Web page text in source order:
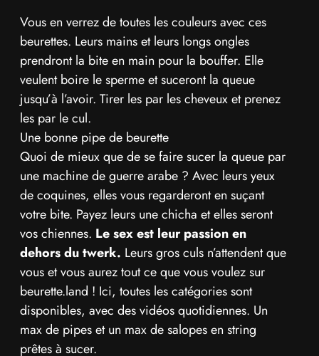
Vous en verrez de toutes les couleurs avec ces
beurettes. Leurs mains et leurs longs ongles
prendront la bite en main pour la bouffer. Elle
veulent boire le sperme et suceront la queue
jusqu’à l’avoir. Tirer les par les cheveux et prenez
les par le cul.
Une bonne pipe de beurette
Quoi de mieux que de se faire sucer la queue par
une machine de guerre arabe ? Avec leurs yeux
de coquines, elles vous regarderont en suçant
votre bite. Payez leurs une chicha et elles seront
vos chiennes. Le sex est leur passion en
dehors du twerk. Leurs gros culs n’attendent que
vous et vous aurez tout ce que vous voulez sur
beurette.land ! Ici, toutes les catégories sont
disponibles, avec des vidéos quotidiennes. Un
max de pipes et un max de salopes en string
prêtes à sucer.